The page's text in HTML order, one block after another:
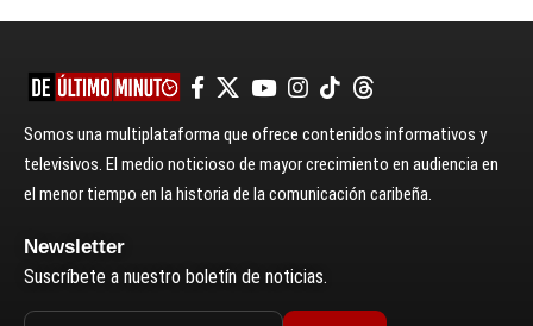
Somos una multiplataforma que ofrece contenidos informativos y
televisivos. El medio noticioso de mayor crecimiento en audiencia en
el menor tiempo en la historia de la comunicación caribeña.
Newsletter
Suscríbete a nuestro boletín de noticias.